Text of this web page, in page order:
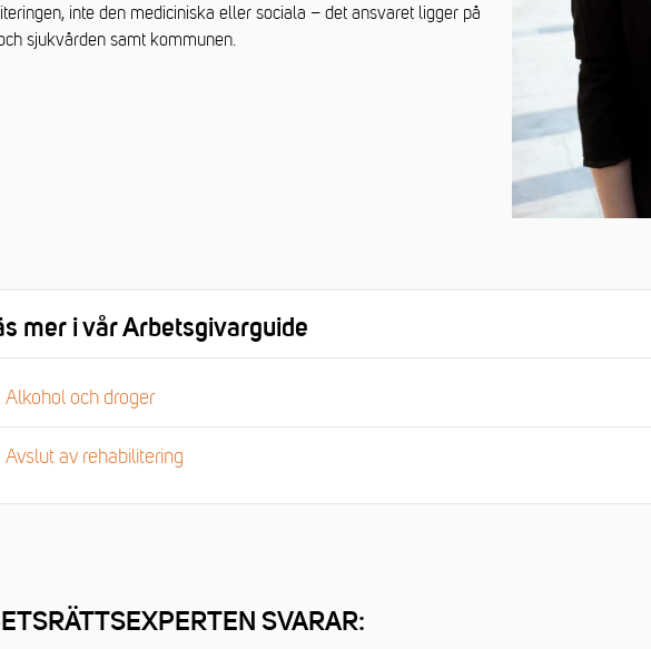
inte den mediciniska eller sociala – det ansvaret ligger på
sjukvården samt kommunen.
mer i vår Arbetsgivarguide
Alkohol och droger
Avslut av rehabilitering
SVARAR: